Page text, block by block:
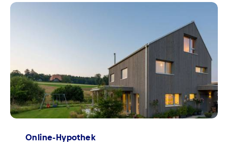
Online-Hypothek